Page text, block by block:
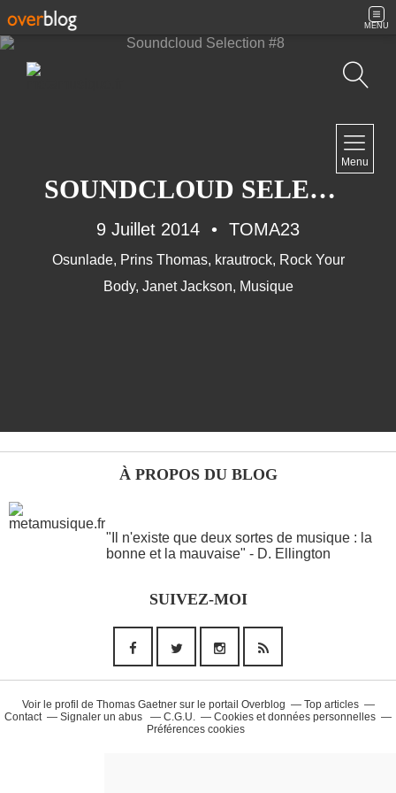
MENU
Menu
SOUNDCLOUD SELECTION #8
9 Juillet 2014 TOMA23
Osunlade, Prins Thomas, krautrock, Rock Your
Body, Janet Jackson, Musique
À PROPOS DU BLOG
"Il n'existe que deux sortes de musique : la
bonne et la mauvaise" - D. Ellington
SUIVEZ-MOI
Contact
NEWSLETTER
90'S (14)
French Touch (14)
Rap Francais (10)
Daft Punk (8)
Voir le profil de Thomas Gaetnersur le portail Overblog
Top articles
Contact
Signaler un abus C.G.U.
Cookies et données personnelles
Préférences cookies